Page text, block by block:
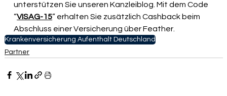
unterstützen Sie unseren Kanzleiblog. Mit dem Code
“VISAG-15” erhalten Sie zusätzlich Cashback beim
Abschluss einer Versicherung über Feather.
Krankenversicherung Aufenthalt Deutschland
Partner